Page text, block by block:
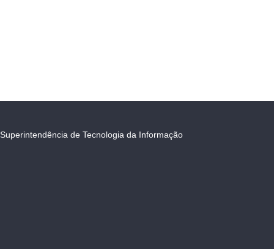
Superintendência de Tecnologia da Informação